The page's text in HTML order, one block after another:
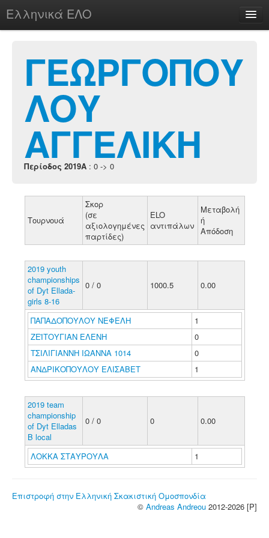
Ελληνικά ΕΛΟ
chesstu.be @ discord
Login
ΓΕΩΡΓΟΠΟΥ
ΛΟΥ
ΑΓΓΕΛΙΚΗ
Περίοδος 2019A : 0 -> 0
Τουρνουά
Σκορ
(σε
αξιολογημένες
παρτίδες)
ELO
αντιπάλων
Μεταβολή
ή
Απόδοση
2019 youth
championships
of Dyt Ellada-
girls 8-16
0 / 0 1000.5 0.00
ΠΑΠΑΔΟΠΟΥΛΟΥ ΝΕΦΕΛΗ
1
ΖΕΪΤΟΥΓΙΑΝ ΕΛΕΝΗ
0
ΤΣΙΛΙΓΙΑΝΝΗ ΙΩΑΝΝΑ 1014
0
ΑΝΔΡΙΚΟΠΟΥΛΟΥ ΕΛΙΣΑΒΕΤ
1
2019 team
championship
of Dyt Elladas
B local
0 / 0 0 0.00
ΛΟΚΚΑ ΣΤΑΥΡΟΥΛΑ 1
Επιστροφή στην Ελληνική Σκακιστική Ομοσπονδία
© Andreas Andreou 2012-2026 [P]